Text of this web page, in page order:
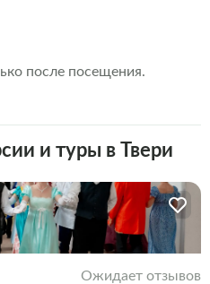
после посещения.
и туры в Твери
Ожидает отзывов